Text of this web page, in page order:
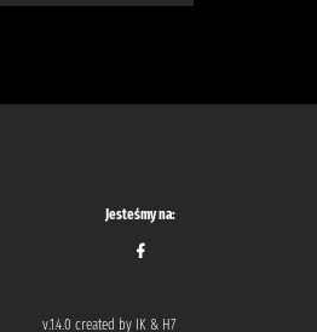
Jesteśmy na:
v.1.4.0 created by IK & H7